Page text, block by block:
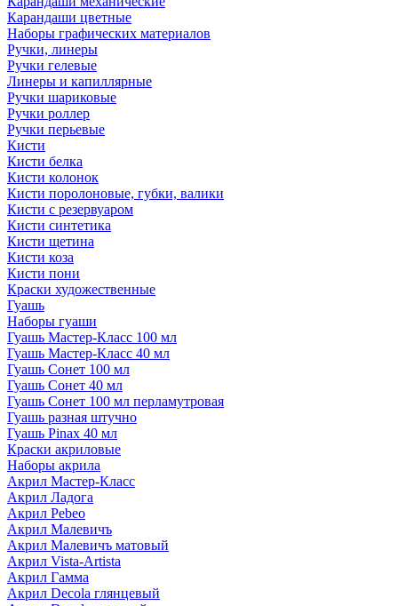
Карандаши цветные
Наборы графических материалов
Ручки, линеры
Ручки гелевые
Линеры и капиллярные
Ручки шариковые
Ручки роллер
Ручки перьевые
Кисти
Кисти белка
Кисти колонок
Кисти поролоновые, губки, валики
Кисти с резервуаром
Кисти синтетика
Кисти щетина
Кисти коза
Кисти пони
Краски художественные
Гуашь
Наборы гуаши
Гуашь Мастер-Класс 100 мл
Гуашь Мастер-Класс 40 мл
Гуашь Сонет 100 мл
Гуашь Сонет 40 мл
Гуашь Сонет 100 мл перламутровая
Гуашь разная штучно
Гуашь Pinax 40 мл
Краски акриловые
Наборы акрила
Акрил Мастер-Класс
Акрил Ладога
Акрил Pebeo
Акрил Малевичъ
Акрил Малевичъ матовый
Акрил Vista-Artista
Акрил Гамма
Акрил Decola глянцевый